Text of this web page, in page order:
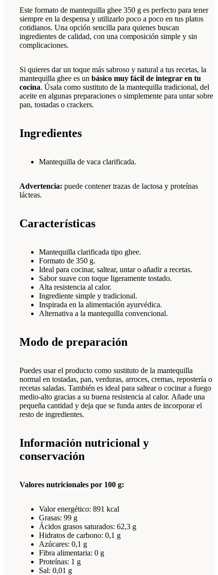
Este formato de mantequilla ghee 350 g es perfecto para tener
siempre en la despensa y utilizarlo poco a poco en tus platos
cotidianos. Una opción sencilla para quienes buscan
ingredientes de calidad, con una composición simple y sin
complicaciones.
Si quieres dar un toque más sabroso y natural a tus recetas, la
mantequilla ghee es un básico muy fácil de integrar en tu
cocina. Úsala como sustituto de la mantequilla tradicional, del
aceite en algunas preparaciones o simplemente para untar sobre
pan, tostadas o crackers.
Ingredientes
Mantequilla de vaca clarificada.
Advertencia: puede contener trazas de lactosa y proteínas
lácteas.
Características
Mantequilla clarificada tipo ghee.
Formato de 350 g.
Ideal para cocinar, saltear, untar o añadir a recetas.
Sabor suave con toque ligeramente tostado.
Alta resistencia al calor.
Ingrediente simple y tradicional.
Inspirada en la alimentación ayurvédica.
Alternativa a la mantequilla convencional.
Modo de preparación
Puedes usar el producto como sustituto de la mantequilla
normal en tostadas, pan, verduras, arroces, cremas, repostería o
recetas saladas. También es ideal para saltear o cocinar a fuego
medio-alto gracias a su buena resistencia al calor. Añade una
pequeña cantidad y deja que se funda antes de incorporar el
resto de ingredientes.
Información nutricional y
conservación
Valores nutricionales por 100 g:
Valor energético: 891 kcal
Grasas: 99 g
Ácidos grasos saturados: 62,3 g
Hidratos de carbono: 0,1 g
Azúcares: 0,1 g
Fibra alimentaria: 0 g
Proteínas: 1 g
Sal: 0,01 g